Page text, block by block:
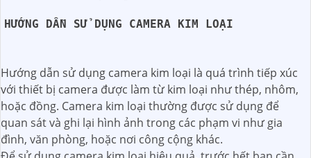
HƯỚNG DẪN SỬ DỤNG CAMERA KIM LOẠI
Hướng dẫn sử dụng camera kim loại là quá trình tiếp xúc
với thiết bị camera được làm từ kim loại như thép, nhôm,
hoặc đồng. Camera kim loại thường được sử dụng để
quan sát và ghi lại hình ảnh trong các phạm vi như gia
đình, văn phòng, hoặc nơi công cộng khác.